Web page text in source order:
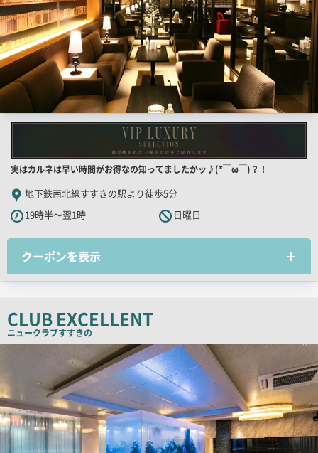
店
舗
PR
キ
ャ
チ
ー
実はカルネは早い時間がお得なの知ってましたかッ♪(*￣ω￣)？！
地下鉄南北線すすきの駅より徒歩5分
19時半～翌1時
日曜日
クーポンを表示
CLUB EXCELLENT
ニュークラブすすきの
果
一
覧
用
画
像